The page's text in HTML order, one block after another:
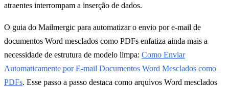
atraentes interrompam a inserção de dados.
O guia do Mailmergic para automatizar o envio por e-mail de
documentos Word mesclados como PDFs enfatiza ainda mais a
necessidade de estrutura de modelo limpa: Como Enviar
Automaticamente por E-mail Documentos Word Mesclados como
PDFs. Esse passo a passo destaca como arquivos Word mesclados